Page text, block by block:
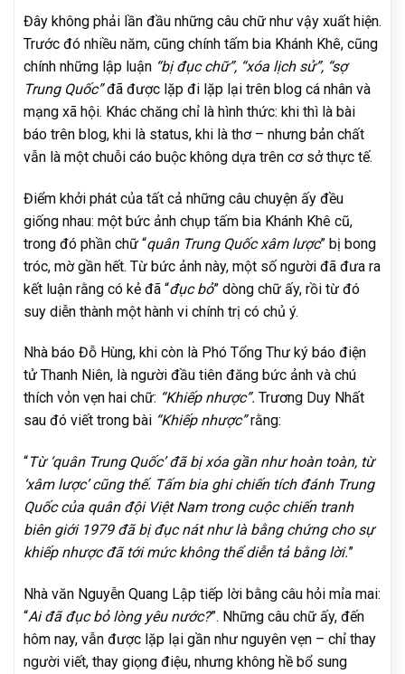
Đây không phải lần đầu những câu chữ như vậy xuất hiện.
Trước đó nhiều năm, cũng chính tấm bia Khánh Khê, cũng
chính những lập luận “bị đục chữ”, “xóa lịch sử”, “sợ
Trung Quốc”đã được lặp đi lặp lại trên blog cá nhân và
mạng xã hội. Khác chăng chỉ là hình thức: khi thì là bài
báo trên blog, khi là status, khi là thơ – nhưng bản chất
vẫn là một chuỗi cáo buộc không dựa trên cơ sở thực tế.
Điểm khởi phát của tất cả những câu chuyện ấy đều
giống nhau: một bức ảnh chụp tấm bia Khánh Khê cũ,
trong đó phần chữ “quân Trung Quốc xâm lược” bị bong
tróc, mờ gần hết. Từ bức ảnh này, một số người đã đưa ra
kết luận rằng có kẻ đã “đục bỏ” dòng chữ ấy, rồi từ đó
suy diễn thành một hành vi chính trị có chủ ý.
Nhà báo Đỗ Hùng, khi còn là Phó Tổng Thư ký báo điện
tử Thanh Niên, là người đầu tiên đăng bức ảnh và chú
thích vỏn vẹn hai chữ: “Khiếp nhược”. Trương Duy Nhất
sau đó viết trong bài “Khiếp nhược”rằng:
“Từ ‘quân Trung Quốc’ đã bị xóa gần như hoàn toàn, từ
‘xâm lược’ cũng thế. Tấm bia ghi chiến tích đánh Trung
Quốc của quân đội Việt Nam trong cuộc chiến tranh
biên giới 1979 đã bị đục nát như là bằng chứng cho sự
khiếp nhược đã tới mức không thể diễn tả bằng lời.”
Nhà văn Nguyễn Quang Lập tiếp lời bằng câu hỏi mỉa mai:
“Ai đã đục bỏ lòng yêu nước?”. Những câu chữ ấy, đến
hôm nay, vẫn được lặp lại gần như nguyên vẹn – chỉ thay
người viết, thay giọng điệu, nhưng không hề bổ sung